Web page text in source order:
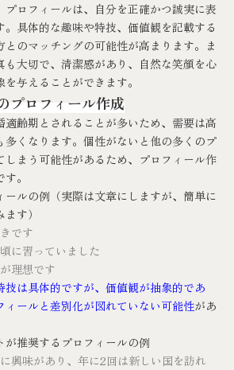
プロフィールは、自分を正確かつ誠実に表
具体的な趣味や特技、価値観を記載する
とのマッチングの可能性が高まります。ま
も大切で、清潔感があり、自然な笑顔を心
与えることができます。
プロフィール作成
適齢期とされることが多いため、需要は高
多くなります。個性がないと他の多くのプ
しまう可能性があるため、プロフィール作
。
ールの例（実際は文章にしますが、簡単に
す）
です
に習っていました
理想です
技は具体的ですが、価値観が抽象的であ
ィールと差別化が図れていない可能性があ
が推奨するプロフィールの例
興味があり、年に2回は新しい国を訪れ